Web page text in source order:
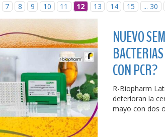
7 8 9 10 11 12 13 14 15 ... 30
NUEVO
CON PCR?
R-Biopharm
deterioran la
mayo con dos